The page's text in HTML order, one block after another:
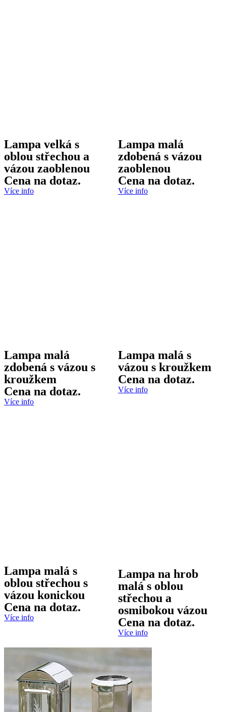
Lampa velká s
oblou střechou a
vázou zaoblenou
Cena na dotaz.
Více info
Lampa malá
zdobená s vázou
zaoblenou
Cena na dotaz.
Více info
Lampa malá
zdobená s vázou s
kroužkem
Cena na dotaz.
Více info
Lampa malá s
vázou s kroužkem
Cena na dotaz.
Více info
Lampa malá s
oblou střechou s
vázou konickou
Cena na dotaz.
Více info
Lampa na hrob
malá s oblou
střechou a
osmibokou vázou
Cena na dotaz.
Více info